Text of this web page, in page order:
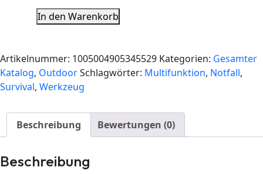
In den Warenkorb
Artikelnummer: 1005004905345529 Kategorien: Gesamter
Katalog, OutdoorSchlagwörter: Multifunktion, Notfall,
Survival, Werkzeug
Beschreibung Bewertungen (0)
Beschreibung